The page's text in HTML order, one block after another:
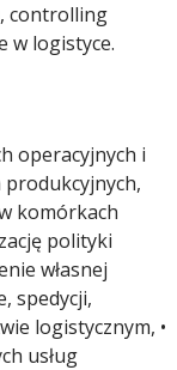
controlling
w logistyce.
operacyjnych i
produkcyjnych,
komórkach
polityki
własnej
spedycji,
logistycznym, •
usług